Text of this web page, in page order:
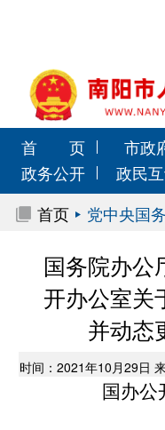
首 页 市政
政务公开
政民
首页
党中央国
国务院办公
开办公室关
并动态
时间：2021年10月29日
国办公